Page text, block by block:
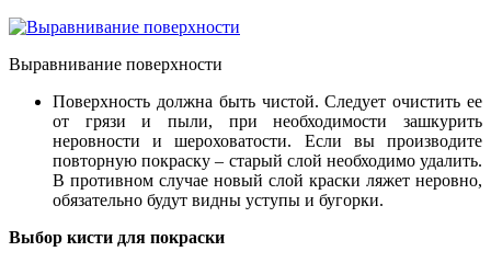
Выравнивание поверхности
Поверхность должна быть чистой. Следует очистить ее
от грязи и пыли, при необходимости зашкурить
неровности и шероховатости. Если вы производите
повторную покраску – старый слой необходимо удалить.
В противном случае новый слой краски ляжет неровно,
обязательно будут видны уступы и бугорки.
Выбор кисти для покраски